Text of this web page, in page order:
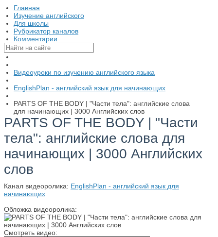
Главная
Изучение английского
Для школы
Рубрикатор каналов
Комментарии
Видеоуроки по изучению английского языка
EnglishPlan - английский язык для начинающих
PARTS OF THE BODY | "Части тела": английские слова
для начинающих | 3000 Английских слов
PARTS OF THE BODY | "Части
тела": английские слова для
начинающих | 3000 Английских
слов
Канал видеоролика: EnglishPlan - английский язык для
начинающих
Обложка видеоролика:
Смотреть видео: